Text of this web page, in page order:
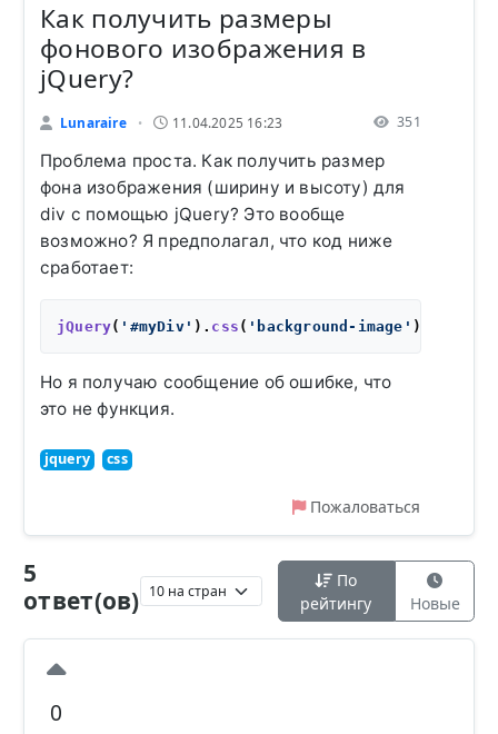
Как получить размеры
фонового изображения в
jQuery?
Lunaraire • 11.04.2025 16:23 351
Проблема проста. Как получить размер
фона изображения (ширину и высоту) для
div с помощью jQuery? Это вообще
возможно? Я предполагал, что код ниже
сработает:
jQuery( '#myDiv' ). css ( 'background-image' ).
Но я получаю сообщение об ошибке, что
это не функция.
jquery css
Пожаловаться
5
ответ(ов)
По
рейтингу
Новые
0